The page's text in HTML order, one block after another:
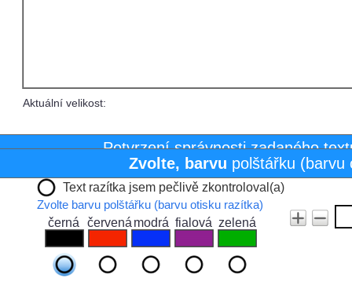
Potvrzení správnosti zadaného
Text razítka jsem pečlivě zkontroloval(a)
Aktuální velikost:
černá červená modrá fialová zelená
Zvolte, barvu polštářku (barvu
Zvolte barvu polštářku (barvu otisku razítka)